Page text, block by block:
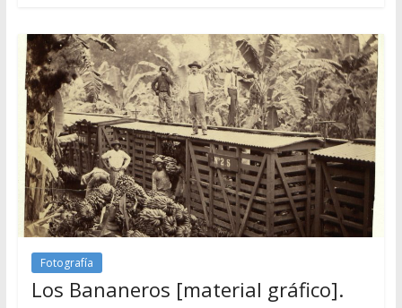
Fotografía
Los Bananeros [material gráfico].